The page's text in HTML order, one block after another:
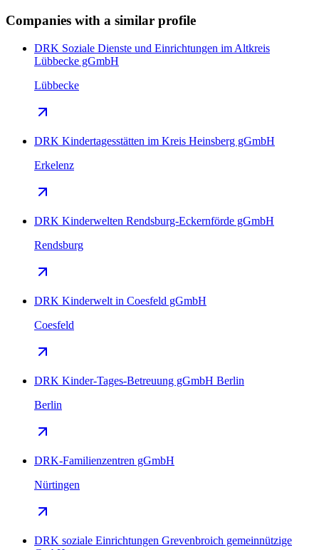
Companies with a similar profile
DRK Soziale Dienste und Einrichtungen im Altkreis
Lübbecke gGmbH
Lübbecke
DRK Kindertagesstätten im Kreis Heinsberg gGmbH
Erkelenz
DRK Kinderwelten Rendsburg-Eckernförde gGmbH
Rendsburg
DRK Kinderwelt in Coesfeld gGmbH
Coesfeld
DRK Kinder-Tages-Betreuung gGmbH Berlin
Berlin
DRK-Familienzentren gGmbH
Nürtingen
DRK soziale Einrichtungen Grevenbroich gemeinnützige